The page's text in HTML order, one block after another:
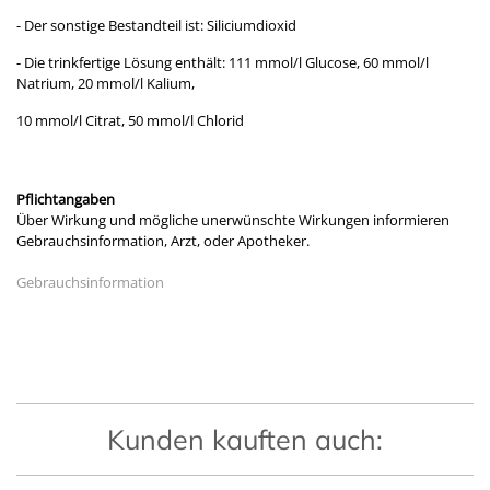
- Der sonstige Bestandteil ist: Siliciumdioxid
- Die trinkfertige Lösung enthält: 111 mmol/l Glucose, 60 mmol/l
Natrium, 20 mmol/l Kalium,
10 mmol/l Citrat, 50 mmol/l Chlorid
Pflichtangaben
Über Wirkung und mögliche unerwünschte Wirkungen informieren
Gebrauchsinformation, Arzt, oder Apotheker.
Gebrauchsinformation
Kunden kauften auch: